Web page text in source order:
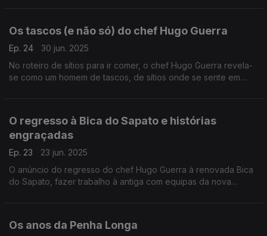
Os tascos (e não só) do chef Hugo Guerra
Ep. 24
30 jun. 2025
No roteiro de sítios para ir comer, o chef Hugo Guerra revela-
se como um homem de tascos, de sítios onde se sente em
O regresso à Bica do Sapato e histórias
engraçadas
Ep. 23
23 jun. 2025
O anúncio do regresso do chef Hugo Guerra à renovada Bica
do Sapato, fazer trabalho à antiga com equipas da nova
Os anos da Penha Longa